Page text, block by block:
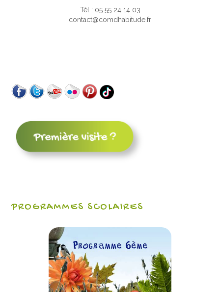
Tél : 05 55 24 14 03
contact@comdhabitude.fr
PROGRAMMES SCOLAIRES